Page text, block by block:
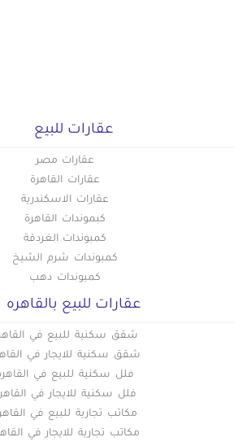
عقارات للبيع
عقارات مصر
عقارات القاهرة
عقارات الاسكندرية
كبموندات القاهرة
كمبوندات الغردقة
كمبوندات شرم الشيخ
كمبوندات دهب
عقارات للبيع بالقاهره
شقق سكنية للبيع في
شقق سكنية للايجار في
فلل سكنية للبيع في
فلل سكنية للايجار في
مكاتب تجارية للبيع في
مكاتب تجارية للايجار في